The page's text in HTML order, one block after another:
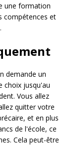
une formation
compétences et
demande un
choix jusqu'au
Vous allez
quitter votre
et en plus
de l'école, ce
Cela peut-être